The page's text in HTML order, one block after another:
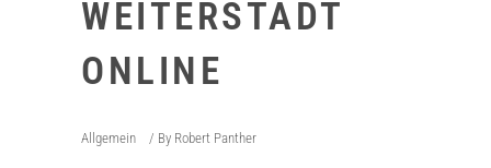
WEITERSTADT
ONLINE
Allgemein By Robert Panther